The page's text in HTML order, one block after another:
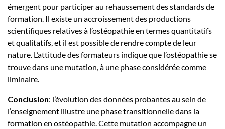
émergent pour participer au rehaussement des standards de
formation. Il existe un accroissement des productions
scientifiques relatives à l’ostéopathie en termes quantitatifs
et qualitatifs, et il est possible de rendre compte de leur
nature. L’attitude des formateurs indique que l’ostéopathie se
trouve dans une mutation, à une phase considérée comme
liminaire.
Conclusion: l’évolution des données probantes au sein de
l’enseignement illustre une phase transitionnelle dans la
formation en ostéopathie. Cette mutation accompagne un